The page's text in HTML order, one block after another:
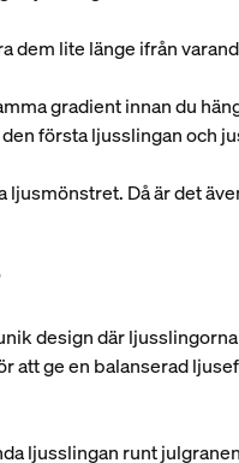
dem lite länge ifrån
gradient innan du
första ljusslingan och
Då är det
design där
att ge en balanserad
ljusslingan runt